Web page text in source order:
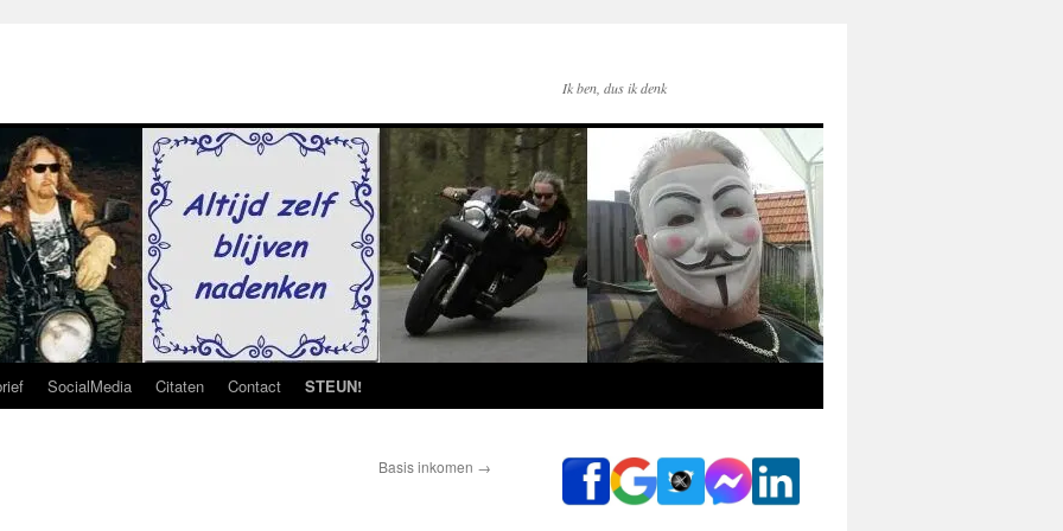
Ik ben, dus ik denk
SocialMedia Citaten Contact STEUN!
Basis inkomen →